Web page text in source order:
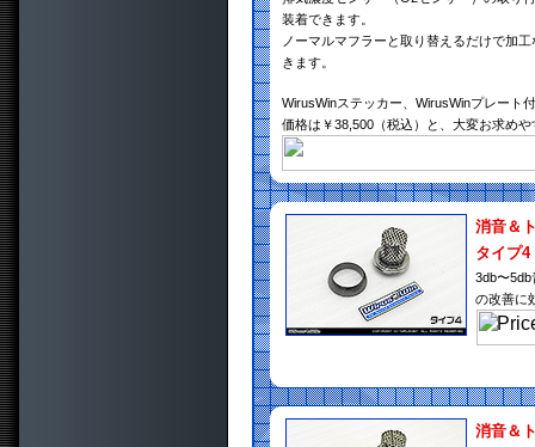
装着できます。
ノーマルマフラーと取り替えるだけで加
きます。
WirusWinステッカー、WirusWinプレート
価格は￥38,500（税込）と、大変お求め
消音＆
タイプ4
3db〜
の改善に
消音＆